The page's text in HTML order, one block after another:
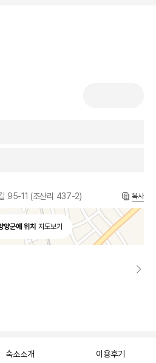
95-11 (조산리 437-2) 복사
양군에 위치 지도보기
숙소소개 이용후기